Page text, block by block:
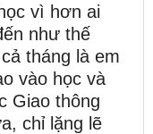
vì hơn ai
như thế
tháng là em
vào học và
Giao thông
chỉ lặng lẽ